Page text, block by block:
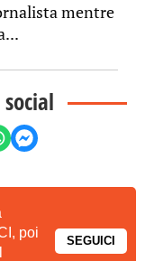
mentre
poi
SEGUICI